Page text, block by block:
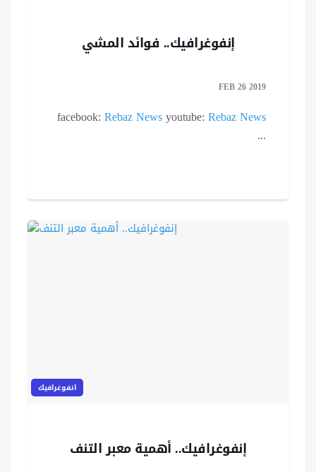
إنفوغرافيك.. فوائد المشي
FEB 26 2019
facebook:Rebaz Newsyoutube:Rebaz News
...
انفوغرافيك
إنفوغرافيك.. أهمية معبر التنف